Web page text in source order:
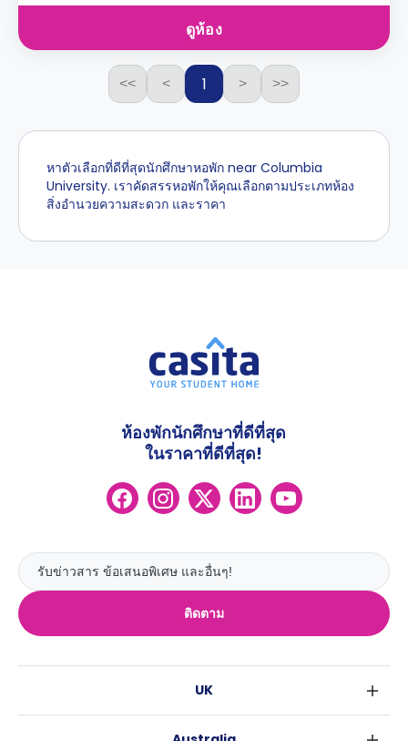
ดูห้อง
<< < 1 > >>
หาตัวเลือกที่ดีที่สุดนักศึกษาหอพัก near Columbia
University. เราคัดสรรหอพักให้คุณเลือกตามประเภทห้อง
สิ่งอำนวยความสะดวก และราคา
ติดตาม
ห้องพักนักศึกษาที่ดีที่สุด
ในราคาที่ดีที่สุด!
UK